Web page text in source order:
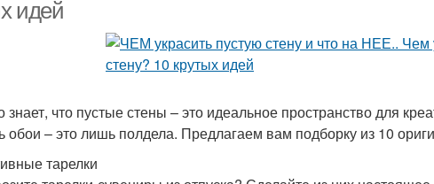
идей
знает, что пустые стены – это идеальное пространство для
обои – это лишь полдела. Предлагаем вам подборку из 10
тарелки